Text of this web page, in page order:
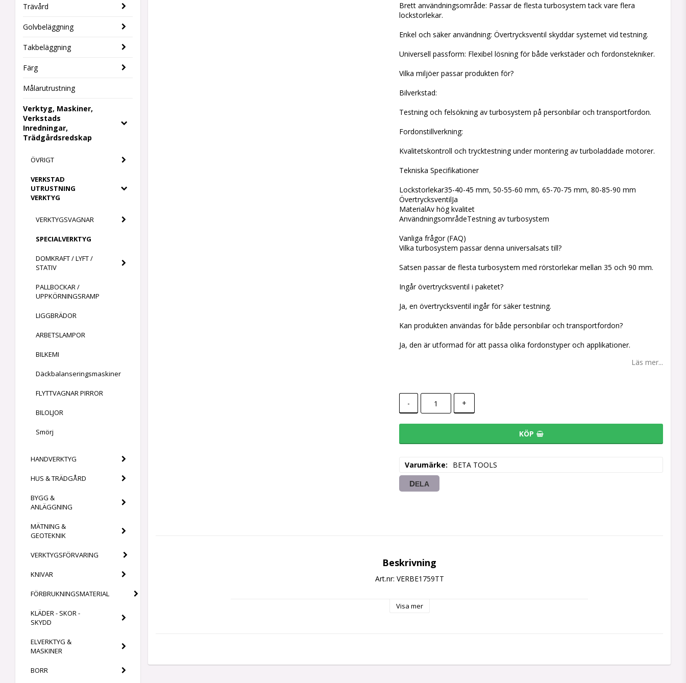
Trävård
Golvbeläggning
Takbeläggning
Färg
Målarutrustning
Verktyg, Maskiner,
Verkstads
Inredningar,
Trädgårdsredskap
ÖVRIGT
VERKSTAD
UTRUSTNING
VERKTYG
VERKTYGSVAGNAR
SPECIALVERKTYG
DOMKRAFT / LYFT /
STATIV
PALLBOCKAR /
UPPKÖRNINGSRAMP
LIGGBRÄDOR
ARBETSLAMPOR
BILKEMI
Däckbalanseringsmaskiner
FLYTTVAGNAR PIRROR
BILOLJOR
Smörj
HANDVERKTYG
HUS & TRÄDGÅRD
BYGG &
ANLÄGGNING
MÄTNING &
GEOTEKNIK
VERKTYGSFÖRVARING
KNIVAR
FÖRBRUKNINGSMATERIAL
KLÄDER - SKOR -
SKYDD
ELVERKTYG &
MASKINER
BORR
Brett användningsområde: Passar de flesta turbosystem tack vare flera
lockstorlekar.
Enkel och säker användning: Övertrycksventil skyddar systemet vid testning.
Universell passform: Flexibel lösning för både verkstäder och fordonstekniker.
Vilka miljöer passar produkten för?
Bilverkstad:
Testning och felsökning av turbosystem på personbilar och transportfordon.
Fordonstillverkning:
Kvalitetskontroll och trycktestning under montering av turboladdade motorer.
Tekniska Specifikationer
Lockstorlekar35-40-45 mm, 50-55-60 mm, 65-70-75 mm, 80-85-90 mm
ÖvertrycksventilJa
MaterialAv hög kvalitet
AnvändningsområdeTestning av turbosystem
Vanliga frågor (FAQ)
Vilka turbosystem passar denna universalsats till?
Satsen passar de flesta turbosystem med rörstorlekar mellan 35 och 90 mm.
Ingår övertrycksventil i paketet?
Ja, en övertrycksventil ingår för säker testning.
Kan produkten användas för både personbilar och transportfordon?
Ja, den är utformad för att passa olika fordonstyper och applikationer.
Läs mer...
- +
KÖP
Varumärke BETA TOOLS
DELA
Beskrivning
Art.nr: VERBE1759TT
Visa mer